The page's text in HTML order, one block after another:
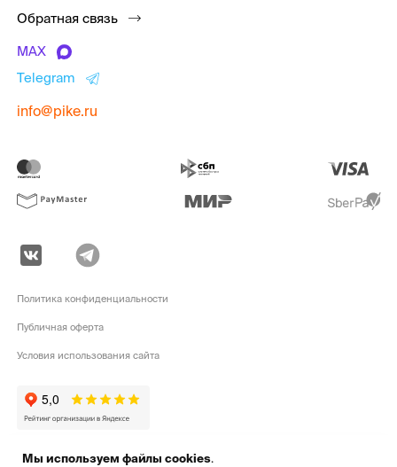
Обратная связь
MAX
Telegram
info@pike.ru
pike.ru © 2010 - 2026 | Высококачественная
Политика конфиденциальности
Публичная оферта
Условия использования сайта
Мы используем файлы cookies.